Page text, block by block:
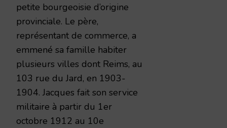
petite bourgeoisie d’origine
provinciale. Le père,
représentant de commerce, a
emmené sa famille habiter
plusieurs villes dont Reims, au
103 rue du Jard, en 1903-
1904. Jacques fait son service
militaire à partir du 1er
octobre 1912 au 10e